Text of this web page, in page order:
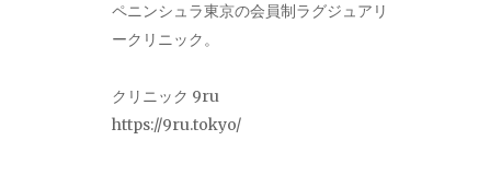
ペニンシュラ東京の会員制ラグジュアリ
ークリニック。
クリニック 9ru
https://9ru.tokyo/